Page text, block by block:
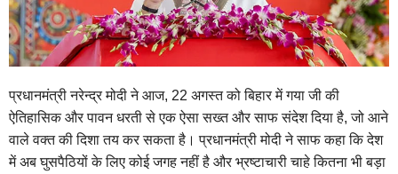
प्रधानमंत्री नरेन्द्र मोदी ने आज, 22 अगस्त को बिहार में गया जी की
ऐतिहासिक और पावन धरती से एक ऐसा सख्त और साफ संदेश दिया है, जो आने
वाले वक्त की दिशा तय कर सकता है। प्रधानमंत्री मोदी ने साफ कहा कि देश
में अब घुसपैठियों के लिए कोई जगह नहीं है और भ्रष्टाचारी चाहे कितना भी बड़ा